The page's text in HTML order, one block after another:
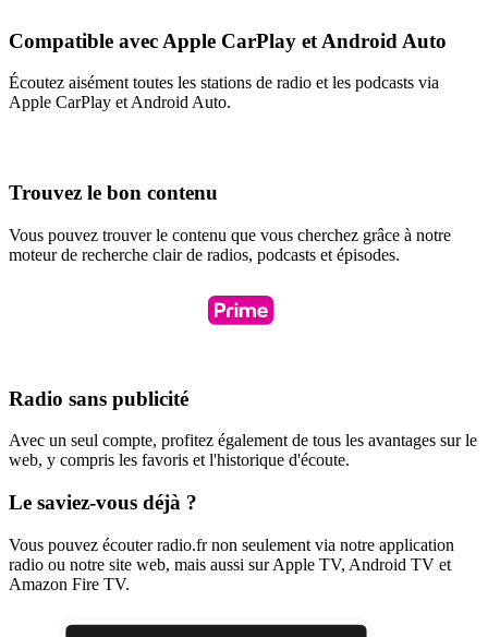
Compatible avec Apple CarPlay et Android Auto
Écoutez aisément toutes les stations de radio et les podcasts via
Apple CarPlay et Android Auto.
Trouvez le bon contenu
Vous pouvez trouver le contenu que vous cherchez grâce à notre
moteur de recherche clair de radios, podcasts et épisodes.
Radio sans publicité
Avec un seul compte, profitez également de tous les avantages sur le
web, y compris les favoris et l'historique d'écoute.
Le saviez-vous déjà ?
Vous pouvez écouter radio.fr non seulement via notre application
radio ou notre site web, mais aussi sur Apple TV, Android TV et
Amazon Fire TV.